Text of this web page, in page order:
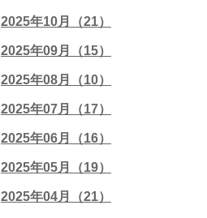
2025年10月（21）
2025年09月（15）
2025年08月（10）
2025年07月（17）
2025年06月（16）
2025年05月（19）
2025年04月（21）